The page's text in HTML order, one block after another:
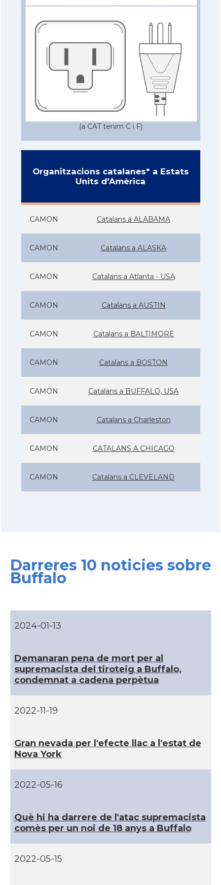
(a CAT tenim C i F)
Organitzacions catalanes* a Estats
Units d'Amèrica
CAMON Catalans a ALABAMA
CAMON Catalans a ALASKA
CAMON Catalans a Atlanta - USA
CAMON Catalans a AUSTIN
CAMON Catalans a BALTIMORE
CAMON Catalans a BOSTON
CAMON Catalans a BUFFALO, USA
CAMON Catalans a Charleston
CAMON CATALANS A CHICAGO
CAMON Catalans a CLEVELAND
CAMON Catalans a CONNECTICUT
CAMON
CAMON Catalans a DURHAM, NC
CAMON
CAMON Catalans a IRVINE
Darreres 10 noticies sobre
Buffalo
2024-01-13
Demanaran pena de mort per al
supremacista del tiroteig a Buffalo,
condemnat a cadena perpètua
2022-11-19
Gran nevada per l'efecte llac a l'estat de
Nova York
2022-05-16
Què hi ha darrere de l'atac supremacista
comès per un noi de 18 anys a Buffalo
2022-05-15